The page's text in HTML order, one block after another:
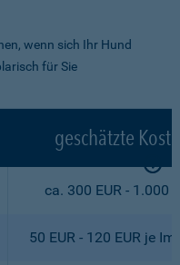
wenn sich Ihr Hund
für Sie
geschätzte
ca. 300 EUR - 1.000
50 EUR - 120 EUR je